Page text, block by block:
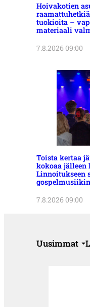
Hoivakotien
tuokioita –
materiaali
7.8.2026 09:00
Toista kertaa
kokoaa jälleen
Linnoitukseen
7.8.2026 09:00
Uusimmat